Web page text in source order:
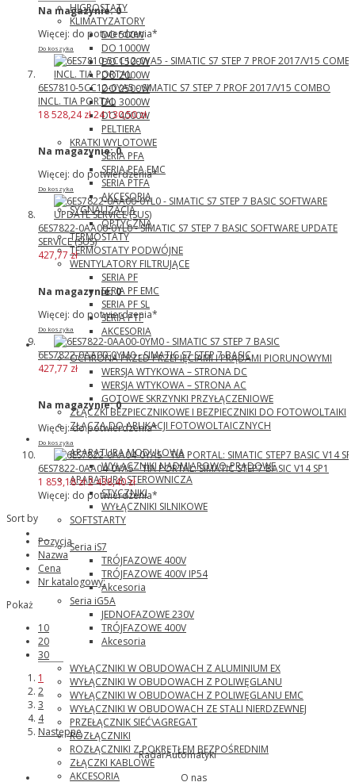
HIGROSTATY
KLIMATYZATORY
DO 500W
DO 1000W
DO 1500W
DO 2000W
DO 2500W
DO 3000W
DO 4000W
PELTIERA
KRATKI WYLOTOWE
SERIA PFA
SERIA PFA EMC
SERIA PTFA
AKCESORIA
SYGNALIZACJA
OPTYCZNA
TERMOSTATY
TERMOSTATY PODWÓJNE
WENTYLATORY FILTRUJĄCE
SERIA PF
SERIA PF EMC
SERIA PF SL
SERIA PTF
AKCESORIA
Phoenix Contact
OCHRONA PRZED PRZEPIĘCIAMI I PRĄDAMI PIORUNOWYMI
WERSJA WTYKOWA – STRONA DC
WERSJA WTYKOWA – STRONA AC
GOTOWE SKRZYNKI PRZYŁĄCZENIOWE
ZŁĄCZKI BEZPIECZNIKOWE I BEZPIECZNIKI DO FOTOWOLTAIKI
ZŁĄCZA DO APLIKACJI FOTOWOLTAICZNYCH
ABB
APARATURA MODUŁOWA
WYŁĄCZNIKI NADMIAROWO-PRĄDOWE
APARATURA STEROWNICZA
STYCZNIKI
WYŁĄCZNIKI SILNIKOWE
SOFTSTARTY
Seria iS7
TRÓJFAZOWE 400V
TRÓJFAZOWE 400V IP54
Akcesoria
Seria iG5A
JEDNOFAZOWE 230V
TRÓJFAZOWE 400V
Akcesoria
Katko
WYŁĄCZNIKI W OBUDOWACH Z ALUMINIUM EX
WYŁĄCZNIKI W OBUDOWACH Z POLIWĘGLANU
WYŁĄCZNIKI W OBUDOWACH Z POLIWĘGLANU EMC
WYŁĄCZNIKI W OBUDOWACH ZE STALI NIERDZEWNEJ
PRZEŁĄCZNIK SIEĆ\AGREGAT
ROZŁĄCZNIKI
ROZŁĄCZNIKI Z POKRĘTŁEM BEZPOŚREDNIM
ZŁĄCZKI KABLOWE
AKCESORIA
Na magazynie:0
Więcej: do potwierdzenia*
Do koszyka
6ES7810-5CC12-0YA5 - SIMATIC S7 STEP 7 PROF 2017/V15 COMBO
INCL. TIA PORTAL
18 528,24 zł24 130,50 zł
Na magazynie:0
Więcej: do potwierdzenia*
Do koszyka
6ES7822-0AA00-0YL0 - SIMATIC S7 STEP 7 BASIC SOFTWARE UPDATE
SERVICE (SUS)
427,77 zł
Na magazynie:0
Więcej: do potwierdzenia*
Do koszyka
6ES7822-0AA00-0YM0 - SIMATIC S7 STEP 7 BASIC
427,77 zł
Na magazynie:0
Więcej: do potwierdzenia*
Do koszyka
6ES7822-0AA04-0YA5 - TIA PORTAL: SIMATIC STEP7 BASIC V14 SP1
1 853,18 zł2 438,40 zł
Więcej: do potwierdzenia*
Sort by
Pozycja
Nazwa
Cena
Nr katalogowy:
Pokaż
10
20
30
1
2
3
4
Następne
RadarAutomatyki
O nas